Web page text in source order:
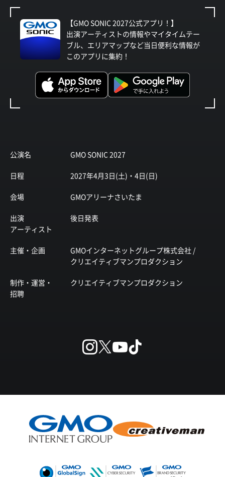
公演名 GMO SONIC 2027
日程 2027年4月3日(土)・4日(日)
会場 GMOアリーナさいたま
出演
アーティスト
後日発表
主催・企画
GMOインターネットグループ株式会社 /
クリエイティブマンプロダクション
制作・運営・
招聘
クリエイティブマンプロダクション
【GMO SONIC 2027公式アプリ！】
出演アーティストの情報やマイタイムテー
ブル、エリアマップなど当日便利な情報が
このアプリに集約！